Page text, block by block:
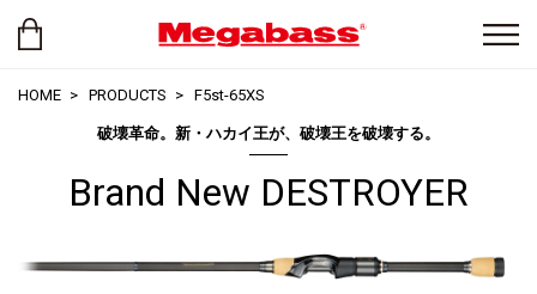
HOME PRODUCTS F5st-65XS
破壊革命。新・ハカイ王が、破壊王を破壊する。
Brand New DESTROYER